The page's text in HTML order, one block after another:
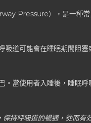
Pressure），是一種常
道可能會在睡眠期間阻
當使用者入睡後，睡眠
保持呼吸道的暢通，從而